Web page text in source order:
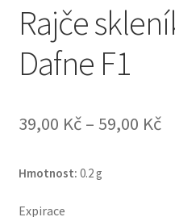
Rajče
Dafne F1
39,00 Kč– 59,00 Kč
Hmotnost: 0.2 g
Expirace